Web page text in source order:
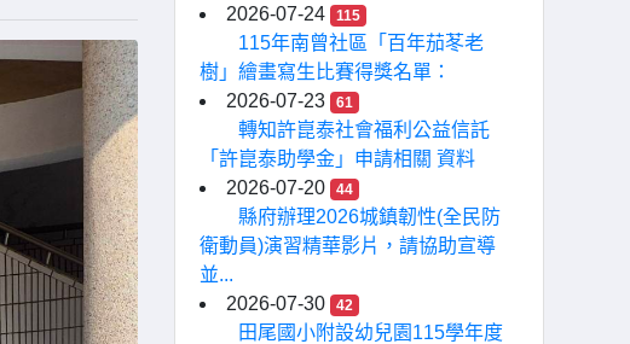
2026-07-24
115
115年南曾社區「百年茄苳老
樹」繪畫寫生比賽得獎名單：
2026-07-23
61
轉知許崑泰社會福利公益信託
「許崑泰助學金」申請相關 資料
2026-07-20
44
縣府辦理2026城鎮韌性(全民防
衛動員)演習精華影片，請協助宣導
並...
2026-07-30
42
田尾國小附設幼兒園115學年度